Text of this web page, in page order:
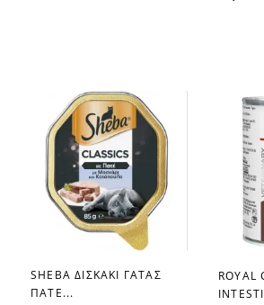
favorite_border
SHEBA ΔΙΣΚΑΚΙ ΓΑΤΑΣ
ΠΑΤΕ...
ROYAL